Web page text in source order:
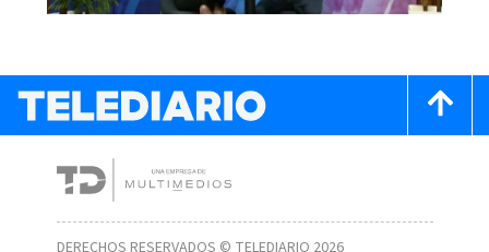
DERECHOS RESERVADOS © TELEDIARIO 2026